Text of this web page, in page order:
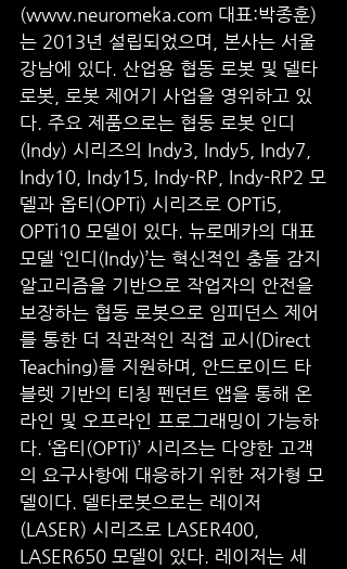
(www.neuromeka.com 대표:박종훈)
는 2013년 설립되었으며, 본사는 서울
강남에 있다. 산업용 협동 로봇 및 델타
로봇, 로봇 제어기 사업을 영위하고 있
다. 주요 제품으로는 협동 로봇 인디
(Indy) 시리즈의 Indy3, Indy5, Indy7,
Indy10, Indy15, Indy-RP, Indy-RP2 모
델과 옵티(OPTi) 시리즈로 OPTi5,
OPTi10 모델이 있다. 뉴로메카의 대표
모델 ‘인디(Indy)’는 혁신적인 충돌 감지
알고리즘을 기반으로 작업자의 안전을
보장하는 협동 로봇으로 임피던스 제어
를 통한 더 직관적인 직접 교시(Direct
Teaching)를 지원하며, 안드로이드 타
블렛 기반의 티칭 펜던트 앱을 통해 온
라인 및 오프라인 프로그래밍이 가능하
다. ‘옵티(OPTi)’ 시리즈는 다양한 고객
의 요구사항에 대응하기 위한 저가형 모
델이다. 델타로봇으로는 레이저
(LASER) 시리즈로 LASER400,
LASER650 모델이 있다. 레이저는 세